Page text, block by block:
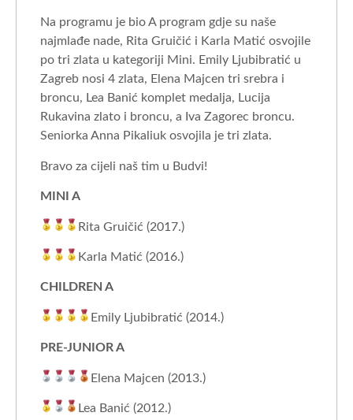
Na programu je bio A program gdje su naše
najmlađe nade, Rita Gruičić i Karla Matić osvojile
po tri zlata u kategoriji Mini. Emily Ljubibratić u
Zagreb nosi 4 zlata, Elena Majcen tri srebra i
broncu, Lea Banić komplet medalja, Lucija
Rukavina zlato i broncu, a Iva Zagorec broncu.
Seniorka Anna Pikaliuk osvojila je tri zlata.
Bravo za cijeli naš tim u Budvi!
MINI A
Rita Gruičić (2017.)
Karla Matić (2016.)
CHILDREN A
Emily Ljubibratić (2014.)
PRE-JUNIOR A
Elena Majcen (2013.)
Lea Banić (2012.)